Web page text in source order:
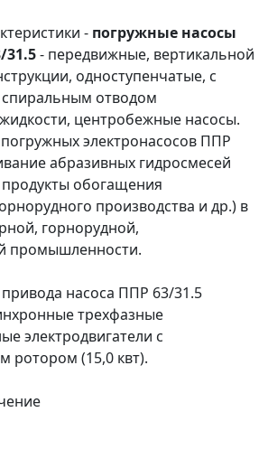
- погружные насосы
31.5- передвижные, вертикальной
одноступенчатые, с
отводом
центробежные насосы.
электронасосов ППР
абразивных гидросмесей
обогащения
производства и др.) в
горнорудной,
промышленности.
насоса ППР 63/31.5
трехфазные
электродвигатели с
ротором (15,0 квт).